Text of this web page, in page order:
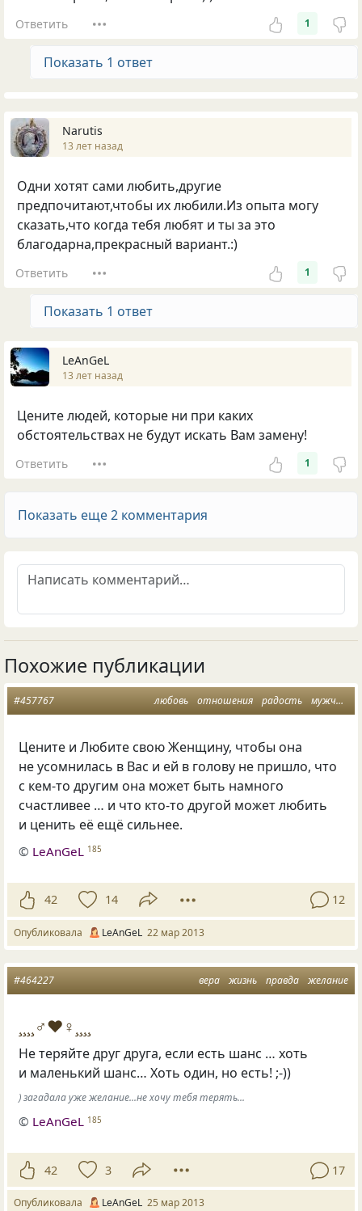
Ответить 1
Показать 1 ответ
Nаrutis
13 лет назад
Одни хотят сами любить,другие
предпочитают,чтобы их любили.Из опыта могу
сказать,что когда тебя любят и ты за это
благодарна,прекрасный вариант.:)
Ответить 1
Показать 1 ответ
LeAnGeL
13 лет назад
Цените людей, которые ни при каких
обстоятельствах не будут искать Вам замену!
Ответить 1
Показать еще 2 комментария
Похожие публикации
любовь отношения радость мужчина и женщина
#457767
Цените и Любите свою Женщину, чтобы она
не усомнилась в Вас и ей в голову не пришло, что
с кем-то другим она может быть намного
счастливее … и что кто-то другой может любить
и ценить её ещё сильнее.
© LeAnGeL 185
42 14 12
Опубликовала LeAnGeL 22 мар 2013
вера жизнь правда желание
#464227
¸¸¸¸♂♥♀¸¸¸¸
Не теряйте друг друга, если есть шанс … хоть
и маленький шанс… Хоть один, но есть! ;-))
) загадала уже желание...не хочу тебя терять...
© LeAnGeL 185
42 3 17
Опубликовала LeAnGeL 25 мар 2013